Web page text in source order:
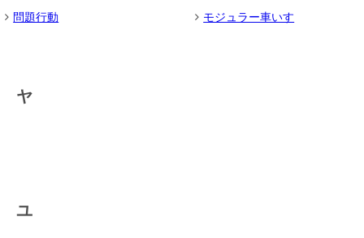
問題行動 モジュラー車いす
ヤ
ユ